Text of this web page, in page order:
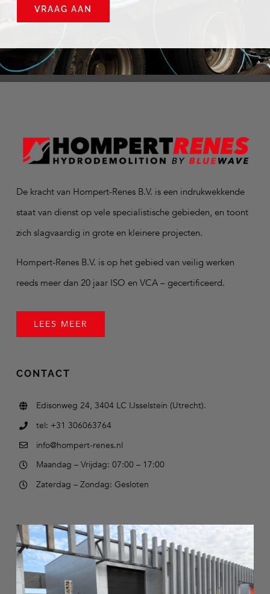
VRAAG AAN
De kracht van Hompert-Renes B.V. is een indrukwekkende
staat van dienst op vele specialistische gebieden, en toont
zich slagvaardig in grote en kleinere projecten.
Hompert-Renes B.V. is op het gebied van veilig werken
reeds meer dan 20 jaar ISO en VCA – gecertificeerd.
LEES MEER
CONTACT
Edisonweg 24, 3404 LC IJsselstein (Utrecht).
tel: +31 306063764
info@hompert-renes.nl
Maandag – Vrijdag: 07:00 – 17:00
Zaterdag – Zondag: Gesloten